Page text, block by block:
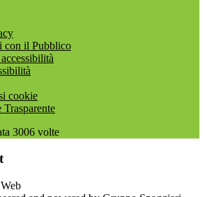
con il Pubblico
cookie
3006 volte